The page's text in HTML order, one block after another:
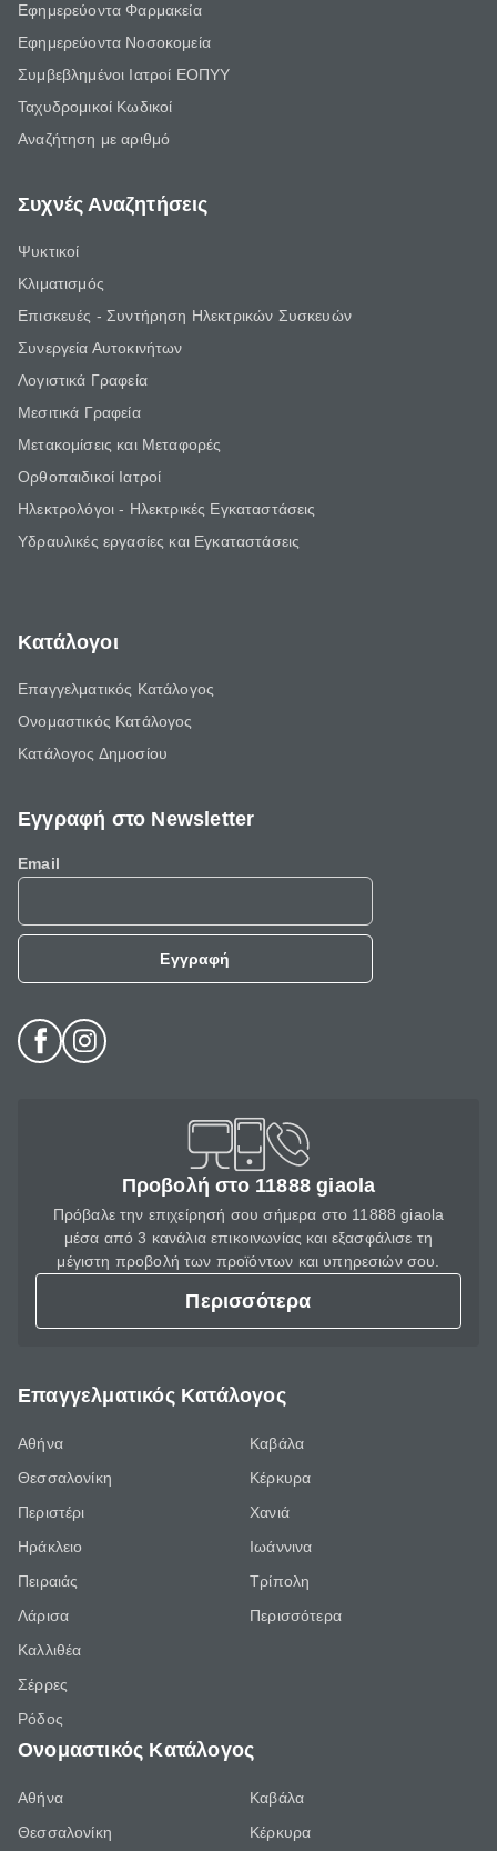
Εφημερεύοντα Φαρμακεία
Εφημερεύοντα Νοσοκομεία
Συμβεβλημένοι Ιατροί ΕΟΠΥΥ
Ταχυδρομικοί Κωδικοί
Αναζήτηση με αριθμό
Συχνές Αναζητήσεις
Ψυκτικοί
Κλιματισμός
Επισκευές - Συντήρηση Ηλεκτρικών Συσκευών
Συνεργεία Αυτοκινήτων
Λογιστικά Γραφεία
Μεσιτικά Γραφεία
Μετακομίσεις και Μεταφορές
Ορθοπαιδικοί Ιατροί
Ηλεκτρολόγοι - Ηλεκτρικές Εγκαταστάσεις
Υδραυλικές εργασίες και Εγκαταστάσεις
Κατάλογοι
Επαγγελματικός Κατάλογος
Ονομαστικός Κατάλογος
Κατάλογος Δημοσίου
Εγγραφή στο Newsletter
Email
Εγγραφή
Προβολή στο 11888 giaola
Πρόβαλε την επιχείρησή σου σήμερα στο 11888 giaola
μέσα από 3 κανάλια επικοινωνίας και εξασφάλισε τη
μέγιστη προβολή των προϊόντων και υπηρεσιών σου.
Περισσότερα
Επαγγελματικός Κατάλογος
Αθήνα
Θεσσαλονίκη
Περιστέρι
Ηράκλειο
Πειραιάς
Λάρισα
Καλλιθέα
Σέρρες
Ρόδος
Καβάλα
Κέρκυρα
Χανιά
Ιωάννινα
Τρίπολη
Περισσότερα
Ονομαστικός Κατάλογος
Αθήνα
Θεσσαλονίκη
Καβάλα
Κέρκυρα